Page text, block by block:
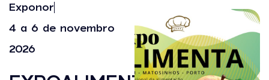
Exponor
4 a 6 de novembro
2026